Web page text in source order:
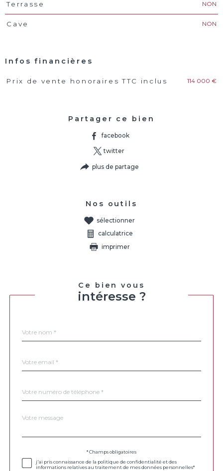
Terrasse NON
Cave NON
Infos financières
Caractéristiques Valeurs
Prix de vente honoraires TTC inclus 114 000 €
Partager ce bien
facebook
twitter
plus de partage
Nos outils
sélectionner
calculatrice
imprimer
Ce bien vous
intéresse ?
par
*
*
*
Fieldset
Message
*
* Champs obligatoires
j'ai pris connaissance de la politique de confidentialité et des
informations relatives au traitement de mes données personnelles*